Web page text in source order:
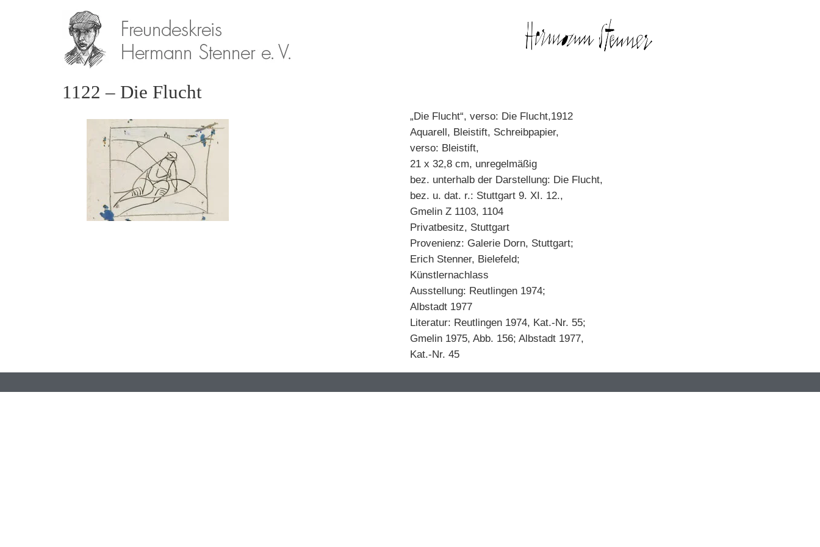
1122 – Die Flucht
„Die Flucht“, verso: Die Flucht,1912
Aquarell, Bleistift, Schreibpapier,
verso: Bleistift,
21 x 32,8 cm, unregelmäßig
bez. unterhalb der Darstellung: Die Flucht,
bez. u. dat. r.: Stuttgart 9. XI. 12.,
Gmelin Z 1103, 1104
Privatbesitz, Stuttgart
Provenienz: Galerie Dorn, Stuttgart;
Erich Stenner, Bielefeld;
Künstlernachlass
Ausstellung: Reutlingen 1974;
Albstadt 1977
Literatur: Reutlingen 1974, Kat.-Nr. 55;
Gmelin 1975, Abb. 156; Albstadt 1977,
Kat.-Nr. 45